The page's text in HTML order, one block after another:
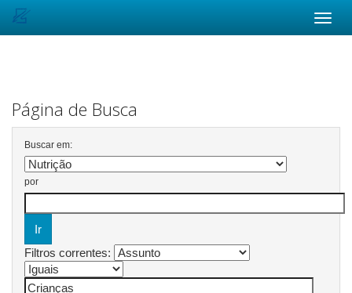
Página de Busca
Buscar em:
por
Filtros correntes: